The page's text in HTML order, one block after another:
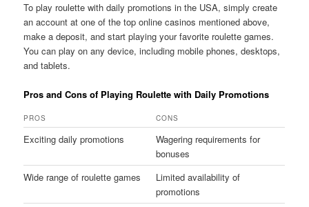
To play roulette with daily promotions in the USA, simply create
an account at one of the top online casinos mentioned above,
make a deposit, and start playing your favorite roulette games.
You can play on any device, including mobile phones, desktops,
and tablets.
Pros and Cons of Playing Roulette with Daily Promotions
PROS CONS
Exciting daily promotions
Wagering requirements for
bonuses
Wide range of roulette games
Limited availability of
promotions